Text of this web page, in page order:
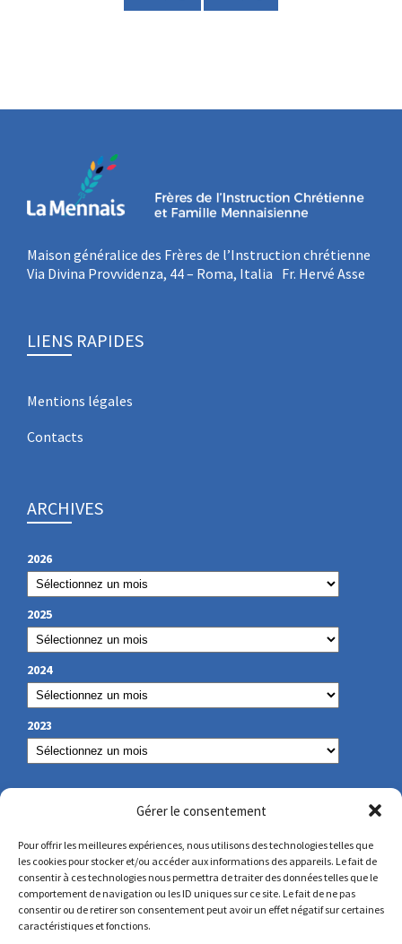
Gérer le consentement
Pour offrir les meilleures expériences, nous utilisons des technologies telles que
les cookies pour stocker et/ou accéder aux informations des appareils. Le fait de
consentir à ces technologies nous permettra de traiter des données telles que le
comportement de navigation ou les ID uniques sur ce site. Le fait de ne pas
consentir ou de retirer son consentement peut avoir un effet négatif sur certaines
caractéristiques et fonctions.
Maison généralice des Frères de l’Instruction chrétienne
Via Divina Provvidenza, 44 – Roma, Italia Fr. Hervé Asse
LIENS RAPIDES
Mentions légales
Contacts
ARCHIVES
2026
2025
2024
2023
NOS COORDONNÉES
secretariat@lamennais.org
protectionenfance@lamennais.org